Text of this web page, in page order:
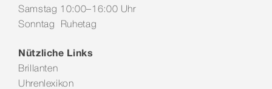
Samstag 10:00–16:00 Uhr
Sonntag Ruhetag
Nützliche Links
Brillanten
Uhrenlexikon